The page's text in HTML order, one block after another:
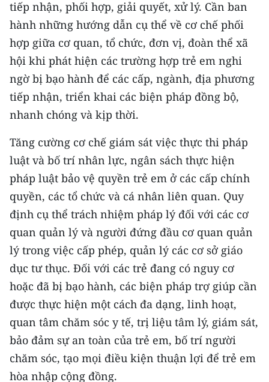
tiếp nhận, phối hợp, giải quyết, xử lý. Cần ban
hành những hướng dẫn cụ thể về cơ chế phối
hợp giữa cơ quan, tổ chức, đơn vị, đoàn thể xã
hội khi phát hiện các trường hợp trẻ em nghi
ngờ bị bạo hành để các cấp, ngành, địa phương
tiếp nhận, triển khai các biện pháp đồng bộ,
nhanh chóng và kịp thời.
Tăng cường cơ chế giám sát việc thực thi pháp
luật và bố trí nhân lực, ngân sách thực hiện
pháp luật bảo vệ quyền trẻ em ở các cấp chính
quyền, các tổ chức và cá nhân liên quan. Quy
định cụ thể trách nhiệm pháp lý đối với các cơ
quan quản lý và người đứng đầu cơ quan quản
lý trong việc cấp phép, quản lý các cơ sở giáo
dục tư thục. Ðối với các trẻ đang có nguy cơ
hoặc đã bị bạo hành, các biện pháp trợ giúp cần
được thực hiện một cách đa dạng, linh hoạt,
quan tâm chăm sóc y tế, trị liệu tâm lý, giám sát,
bảo đảm sự an toàn của trẻ em, bố trí người
chăm sóc, tạo mọi điều kiện thuận lợi để trẻ em
hòa nhập cộng đồng.